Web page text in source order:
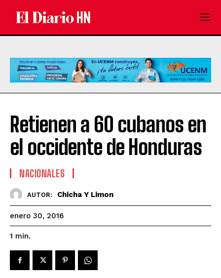
Retienen a 60 cubanos en
el occidente de Honduras
NACIONALES
AUTOR: Chicha Y Limon
enero 30, 2016
1 min.